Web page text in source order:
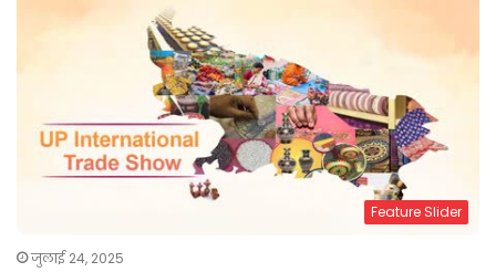
Feature Slider
जुलाई 24, 2025